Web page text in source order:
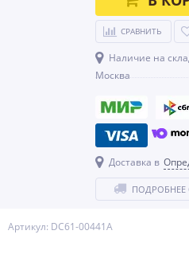
Артикул: DC61-00441A
СРАВНИТЬ
Наличие на
Москва
Доставка в
ПОДРОБНЕЕ